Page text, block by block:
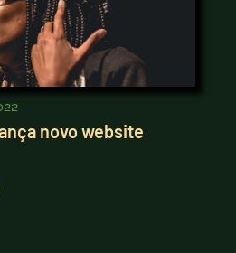
novo website